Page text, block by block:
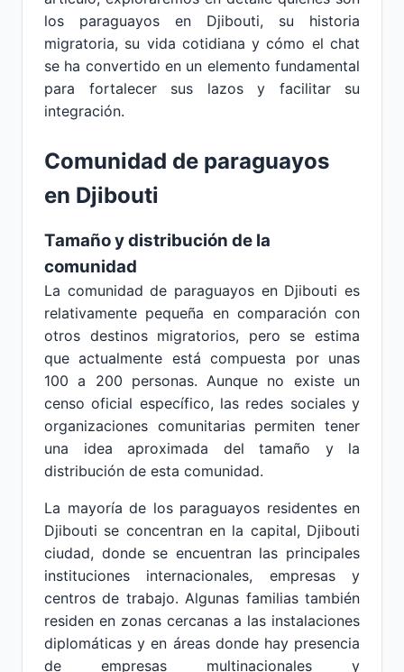
los paraguayos en Djibouti, su historia
migratoria, su vida cotidiana y cómo el chat
se ha convertido en un elemento fundamental
para fortalecer sus lazos y facilitar su
integración.
Comunidad de paraguayos
en Djibouti
Tamaño y distribución de la
comunidad
La comunidad de paraguayos en Djibouti es
relativamente pequeña en comparación con
otros destinos migratorios, pero se estima
que actualmente está compuesta por unas
100 a 200 personas. Aunque no existe un
censo oficial específico, las redes sociales y
organizaciones comunitarias permiten tener
una idea aproximada del tamaño y la
distribución de esta comunidad.
La mayoría de los paraguayos residentes en
Djibouti se concentran en la capital, Djibouti
ciudad, donde se encuentran las principales
instituciones internacionales, empresas y
centros de trabajo. Algunas familias también
residen en zonas cercanas a las instalaciones
diplomáticas y en áreas donde hay presencia
de empresas multinacionales y